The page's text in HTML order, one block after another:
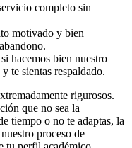
completo sin
motivado y bien
hacemos bien nuestro
te sientas respaldado.
rigurosos.
que no sea la
tiempo o no te adaptas, la
proceso de